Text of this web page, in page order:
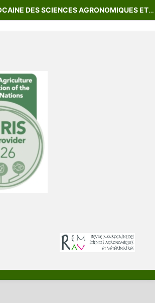
REVUE MAROCAINE DES SCIENCES AGRONOMIQUES ET VÉTÉRINAIRES